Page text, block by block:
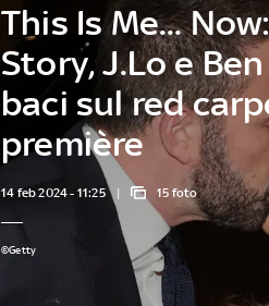
This Is Me...
Story, J.Lo e
baci sul red
première
14 feb 2024 - 11:25 15 foto
©Getty